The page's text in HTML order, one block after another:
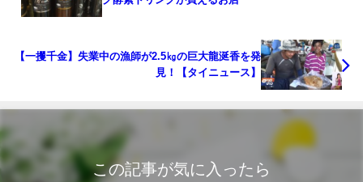
【一攫千金】失業中の漁師が2.5㎏の巨大龍涎香を発
見！【タイニュース】
この記事が気に入ったら